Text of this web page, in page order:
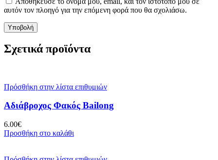
αυτόν τον πλοηγό για την επόμενη φορά που θα σχολιάσω.
Σχετικά προϊόντα
Πρόσθήκη στην λίστα επιθυμιών
Αδιάβροχος Φακός Bailong
6.00€
Προσθήκη στο καλάθι